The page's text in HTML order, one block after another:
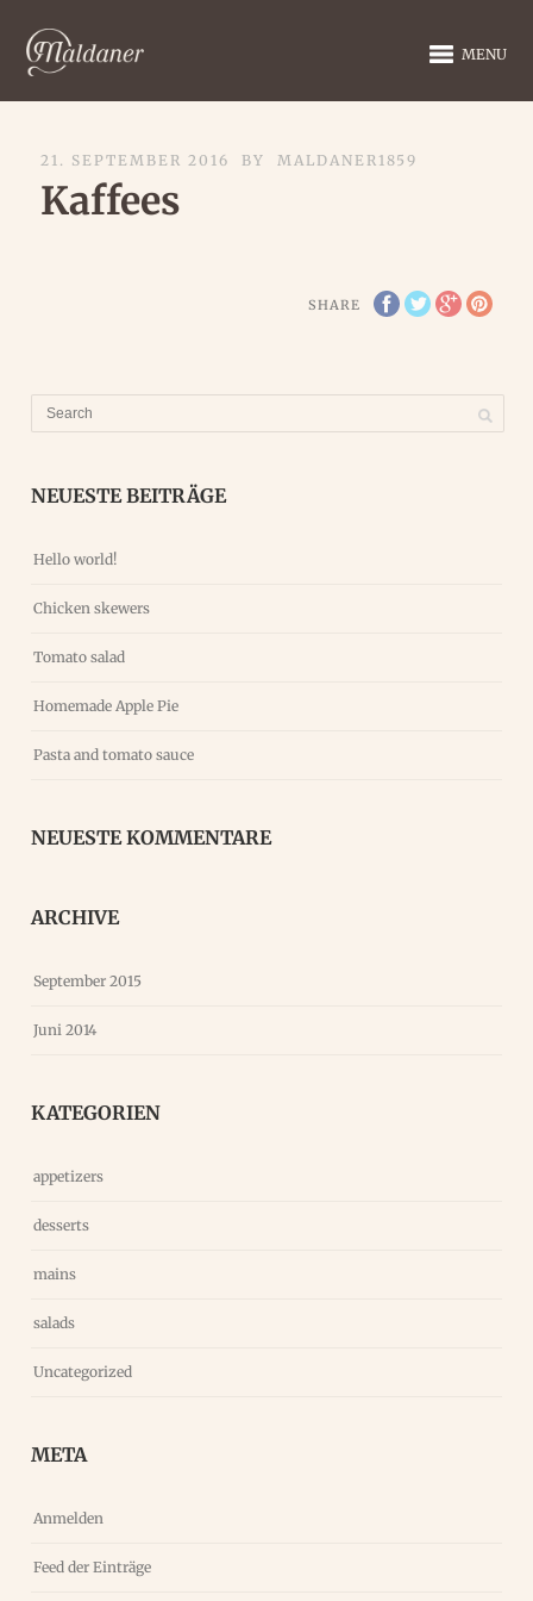
MENU
21. SEPTEMBER 2016 BY MALDANER1859
Kaffees
SHARE
NEUESTE BEITRÄGE
Hello world!
Chicken skewers
Tomato salad
Homemade Apple Pie
Pasta and tomato sauce
NEUESTE KOMMENTARE
ARCHIVE
September 2015
Juni 2014
KATEGORIEN
appetizers
desserts
mains
salads
Uncategorized
META
Anmelden
Feed der Einträge